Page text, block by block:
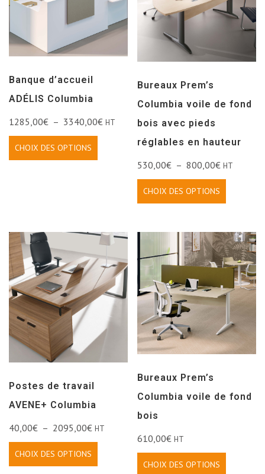
Banque d’accueil
ADÉLIS Columbia
1285,00€ – 3340,00€ HT
CHOIX DES OPTIONS
Bureaux Prem’s
Columbia voile de fond
bois avec pieds
réglables en hauteur
530,00€ – 800,00€ HT
CHOIX DES OPTIONS
Postes de travail
AVENE+ Columbia
40,00€ – 2095,00€ HT
CHOIX DES OPTIONS
Bureaux Prem’s
Columbia voile de fond
bois
610,00€ HT
CHOIX DES OPTIONS